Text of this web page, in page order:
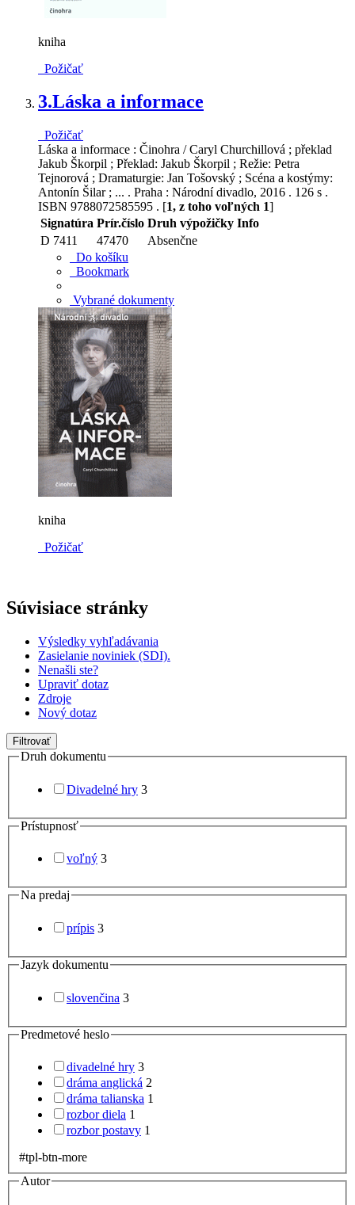
kniha
Požičať
3.Láska a informace
Požičať
Láska a informace : Činohra / Caryl Churchillová ; překlad
Jakub Škorpil ; Překlad: Jakub Škorpil ; Režie: Petra
Tejnorová ; Dramaturgie: Jan Tošovský ; Scéna a kostýmy:
Antonín Šilar ; ... . Praha : Národní divadlo, 2016 . 126 s .
ISBN 9788072585595 . [1, z toho voľných 1]
Signatúra Prír.číslo Druh výpožičky Info
D 7411
47470
Absenčne
Do košíku
Bookmark
Vybrané dokumenty
kniha
Požičať
Súvisiace stránky
Výsledky vyhľadávania
Zasielanie noviniek (SDI).
Nenašli ste?
Upraviť dotaz
Zdroje
Nový dotaz
Filtrovať
Druh dokumentu
Divadelné hry 3
Prístupnosť
voľný 3
Na predaj
prípis 3
Jazyk dokumentu
slovenčina 3
Predmetové heslo
divadelné hry 3
dráma anglická 2
dráma talianska 1
rozbor diela 1
rozbor postavy 1
#tpl-btn-more
Autor